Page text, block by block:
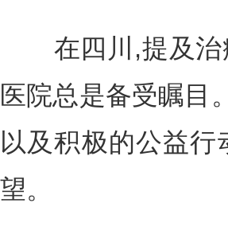
在四川,提及治
医院总是备受瞩目
以及积极的公益
望。